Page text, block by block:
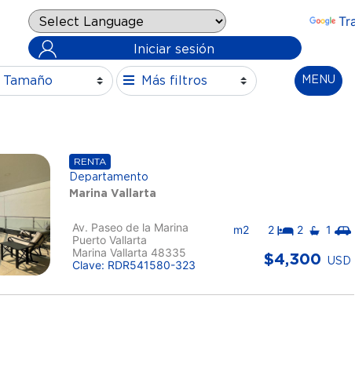
Iniciar sesión
Tamaño Más filtros MENU
RENTA
Departamento
Marina Vallarta
Av. Paseo de la Marina
Puerto Vallarta
Marina Vallarta 48335
Clave: RDR541580-323
m2 2 2 1
$4,300 USD